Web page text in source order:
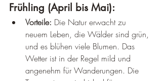
Frühling (April bis Mai):
Vorteile: Die Natur erwacht zu
neuem Leben, die Wälder sind grün,
und es blühen viele Blumen. Das
Wetter ist in der Regel mild und
angenehm für Wanderungen. Die